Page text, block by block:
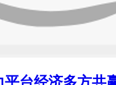
平台经济多方共